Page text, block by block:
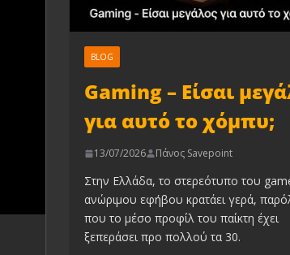
BLOG
Gaming – Είσαι
για αυτό το χόμπυ;
13/07/2026 Πάνος Savepoint
Στην Ελλάδα, το στερεότυπο του
ανώριμου εφήβου κρατάει γερά,
που το μέσο προφίλ του παίκτη έχει
ξεπεράσει προ πολλού τα 30.